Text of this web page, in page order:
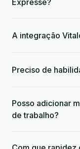
Expresse?
A integração
Preciso de
Posso adicionar
de trabalho?